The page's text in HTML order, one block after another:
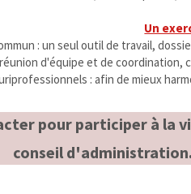
Un
: un seul outil de travail,
d'équipe et de
: afin de mieux
pour participer à la
conseil